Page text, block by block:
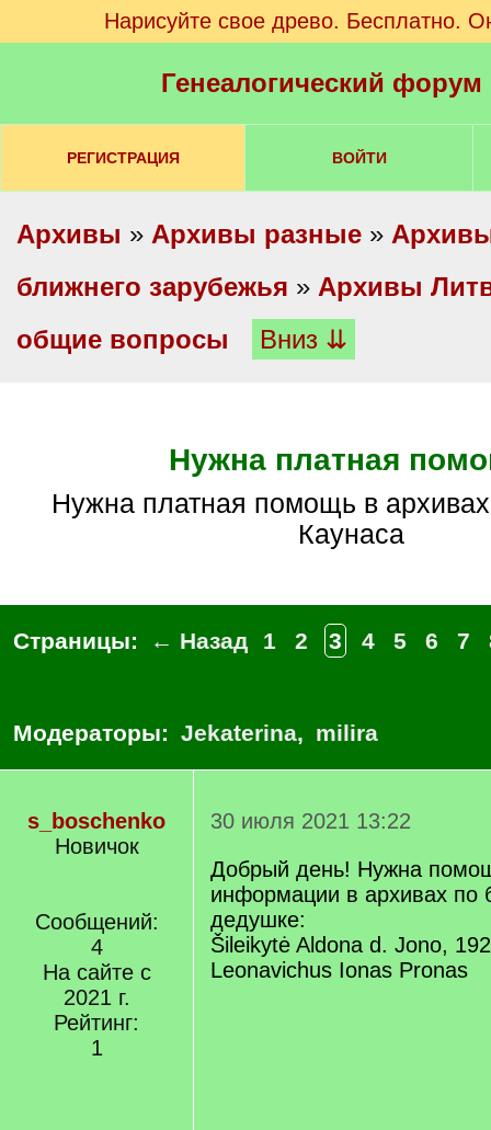
Нарисуйте свое древо. Бесплатно.
Генеалогический
РЕГИСТРАЦИЯ ВОЙТИ
Архивы » Архивы разные »
ближнего зарубежья » Архивы
общие вопросы
Вниз ⇊
Нужна платная
Нужна платная помощь в архивах Вильнюса и
Каунаса
Страницы: ← Назад 1 2 3 4 5 6 7
Модераторы: Jekaterina, milira
s_boschenko
Новичок
Сообщений:
4
На сайте с
2021 г.
Рейтинг:
1
30 июля 2021 13:22
Добрый день! Нужна
информации в архивах по
дедушке:
Šileikytė Aldona d. Jono,
Leonavichus Ionas Pronas